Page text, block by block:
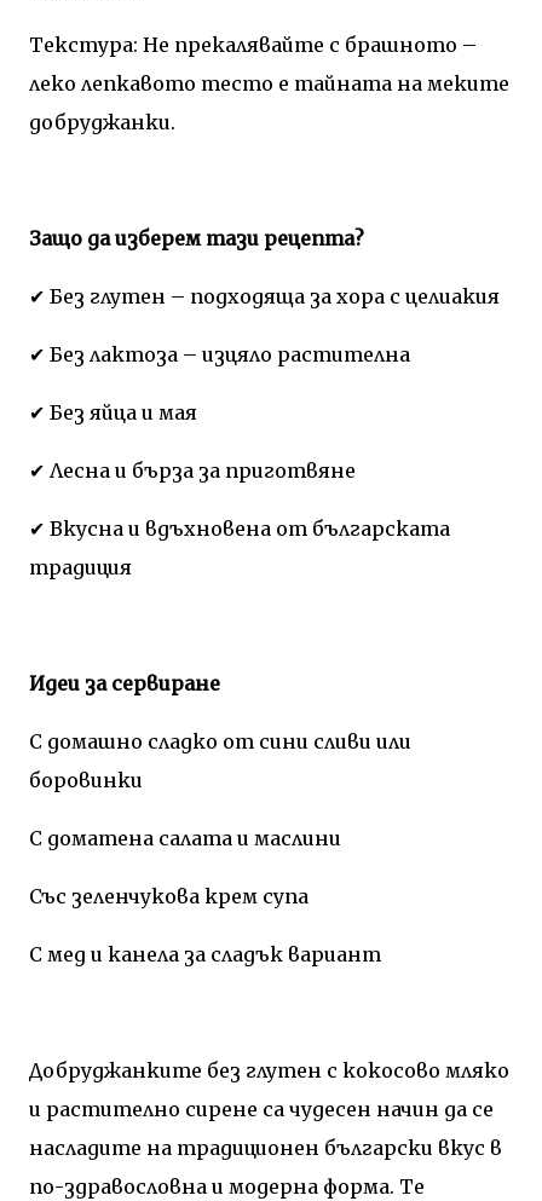
Текстура: Не прекалявайте с брашното –
леко лепкавото тесто е тайната на меките
добруджанки.
Защо да изберем тази рецепта?
✔ Без глутен – подходяща за хора с целиакия
✔ Без лактоза – изцяло растителна
✔ Без яйца и мая
✔ Лесна и бърза за приготвяне
✔ Вкусна и вдъхновена от българската
традиция
Идеи за сервиране
С домашно сладко от сини сливи или
боровинки
С доматена салата и маслини
Със зеленчукова крем супа
С мед и канела за сладък вариант
Добруджанките без глутен с кокосово мляко
и растително сирене са чудесен начин да се
насладите на традиционен български вкус в
по-здравословна и модерна форма. Те